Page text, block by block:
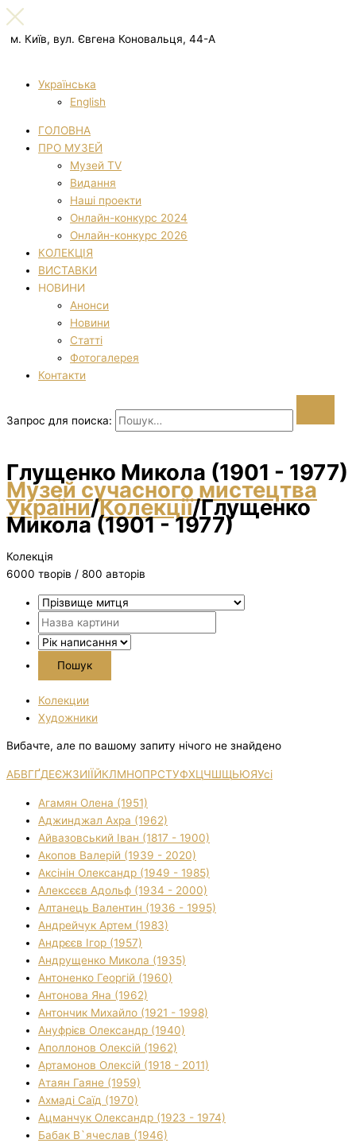
м. Київ, вул. Євгена Коновальця, 44-А
Українська
English
ГОЛОВНА
ПРО МУЗЕЙ
Музей TV
Видання
Наші проекти
Онлайн-конкурс 2024
Онлайн-конкурс 2026
КОЛЕКЦІЯ
ВИСТАВКИ
НОВИНИ
Анонси
Новини
Статті
Фотогалерея
Контакти
Запрос для поиска:
Глущенко Микола (1901 - 1977)
Музей сучасного мистецтва
України/Колекції/Глущенко
Микола (1901 - 1977)
Колекція
6000 творiв / 800 авторів
Колекции
Художники
Вибачте, але по вашому запиту нічого не знайдено
АБВГҐДЕЄЖЗИІЇЙКЛМНОПРСТУФХЦЧШЩЬЮЯУсі
Агамян Олена (1951)
Аджинджал Ахра (1962)
Айвазовський Іван (1817 - 1900)
Акопов Валерій (1939 - 2020)
Аксінін Олександр (1949 - 1985)
Алексєєв Адольф (1934 - 2000)
Алтанець Валентин (1936 - 1995)
Андрейчук Артем (1983)
Андрєєв Ігор (1957)
Андрущенко Микола (1935)
Антоненко Георгій (1960)
Антонова Яна (1962)
Антончик Михайло (1921 - 1998)
Ануфрієв Олександр (1940)
Аполлонов Олексій (1962)
Артамонов Олексій (1918 - 2011)
Атаян Гаяне (1959)
Ахмаді Саїд (1970)
Ацманчук Олександр (1923 - 1974)
Бабак В`ячеслав (1946)